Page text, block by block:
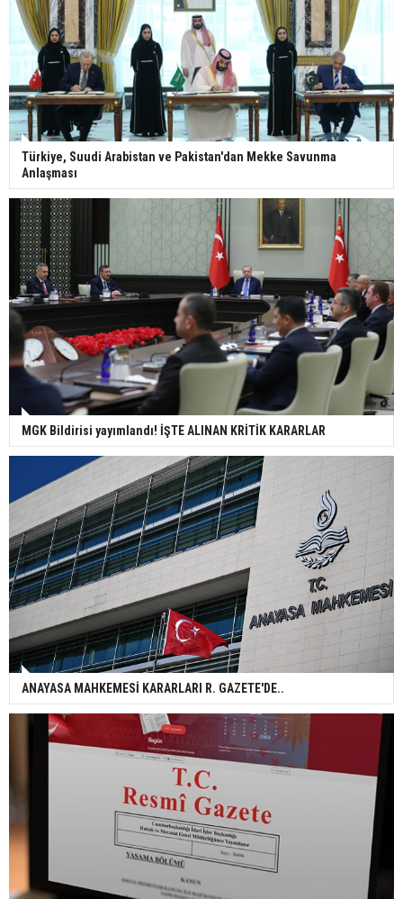
Türkiye, Suudi Arabistan ve Pakistan'dan Mekke Savunma
Anlaşması
MGK Bildirisi yayımlandı! İŞTE ALINAN KRİTİK KARARLAR
ANAYASA MAHKEMESİ KARARLARI R. GAZETE'DE..